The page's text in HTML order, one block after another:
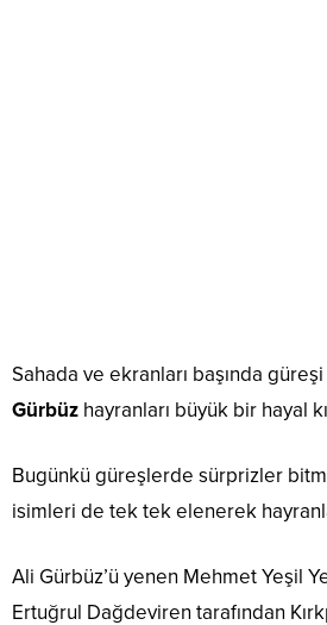
Sahada ve ekranları başında
Gürbüz hayranları büyük bir hayal
Bugünkü güreşlerde sürprizler
isimleri de tek tek elenerek
Ali Gürbüz’ü yenen Mehmet Yeşil
Ertuğrul Dağdeviren tarafından